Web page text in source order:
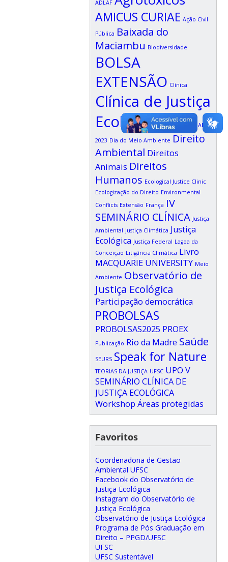
ADLAF
AMICUS CURIAE Ação Civil
Pública Baixada do
Maciambu Biodiversidade
BOLSA
EXTENSÃO Clínica
Clínica de Justiça
Ecológica Congresso ADALF
2023 Dia do Meio Ambiente Direito
Ambiental Direitos
Animais Direitos
Humanos Ecological Justice Clinic
Ecologização do Direito Environmental
Conflicts Extensão França IV
SEMINÁRIO CLÍNICA Justiça
Ambiental Justiça Climática Justiça
Ecológica Justiça Federal Lagoa da
Conceição Litigância Climática Livro
MACQUARIE UNIVERSITY Meio
Ambiente Observatório de
Justiça Ecológica
Participação democrática
PROBOLSAS
PROBOLSAS2025 PROEX
Publicação Rio da Madre Saúde
SEURS Speak for Nature
TEORIAS DA JUSTIÇA UFSC UPO V
SEMINÁRIO CLÍNICA DE
JUSTIÇA ECOLÓGICA
Workshop Áreas protegidas
Favoritos
Coordenadoria de Gestão
Ambiental UFSC
Facebook do Observatório de
Justiça Ecológica
Instagram do Observatório de
Justiça Ecológica
Observatório de Justiça Ecológica
Programa de Pós Graduação em
Direito – PPGD/UFSC
UFSC
UFSC Sustentável